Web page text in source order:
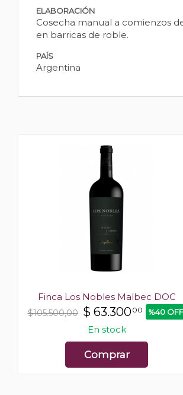
ELABORACIÓN
Cosecha manual a comienzos
en barricas de roble.
PAÍS
Argentina
Finca Los Nobles Malbec DOC
$105.500,00 $ 63.30000 %40 OFF
En stock
Comprar